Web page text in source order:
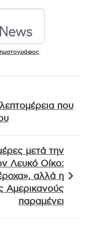
που
μετά την
Λευκό Οίκο:
αλλά η
Αμερικανούς
παραμένει